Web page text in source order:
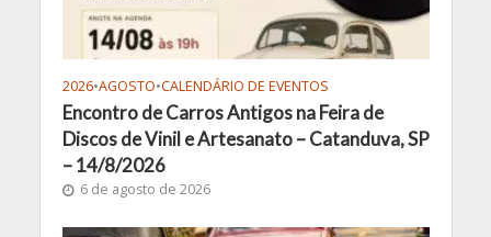
2026•AGOSTO•CALENDÁRIO DE EVENTOS
Encontro de Carros Antigos na Feira de
Discos de Vinil e Artesanato – Catanduva, SP
– 14/8/2026
6 de agosto de 2026